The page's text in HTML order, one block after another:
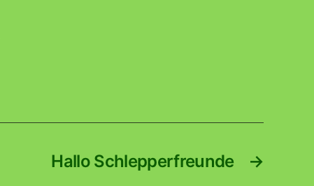
→
Hallo Schlepperfreunde